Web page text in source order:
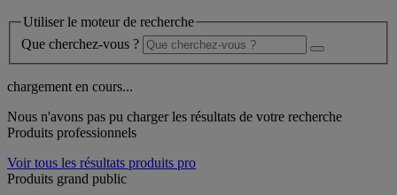
Utiliser le moteur de recherche
Que cherchez-vous ?
chargement en cours...
Nous n'avons pas pu charger les résultats de votre recherche
Produits professionnels
Voir tous les résultats produits pro
Produits grand public